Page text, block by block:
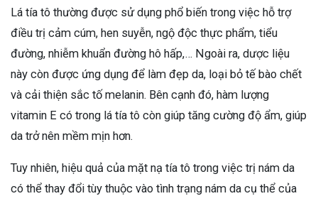
Lá tía tô thường được sử dụng phổ biến trong việc hỗ trợ
điều trị cảm cúm, hen suyễn, ngộ độc thực phẩm, tiểu
đường, nhiễm khuẩn đường hô hấp,… Ngoài ra, dược liệu
này còn được ứng dụng để làm đẹp da, loại bỏ tế bào chết
và cải thiện sắc tố melanin. Bên cạnh đó, hàm lượng
vitamin E có trong lá tía tô còn giúp tăng cường độ ẩm, giúp
da trở nên mềm mịn hơn.
Tuy nhiên, hiệu quả của mặt nạ tía tô trong việc trị nám da
có thể thay đổi tùy thuộc vào tình trạng nám da cụ thể của